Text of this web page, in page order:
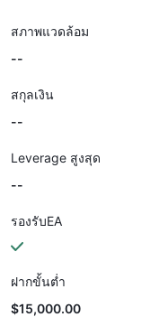
สภาพแวดล้อม
--
สกุลเงิน
--
Leverage สูงสุด
--
รองรับEA
ฝากขั้นต่ำ
$15,000.00